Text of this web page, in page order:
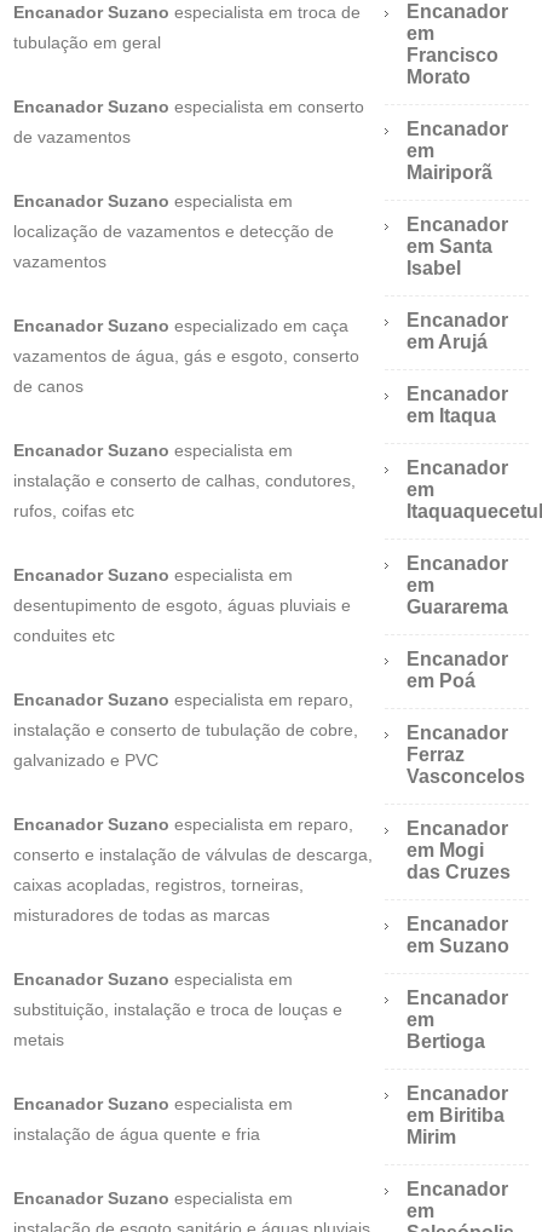
Encanador Suzano especialista em troca de
tubulação em geral
Encanador Suzano especialista em conserto
de vazamentos
Encanador Suzano especialista em
localização de vazamentos e detecção de
vazamentos
Encanador Suzano especializado em caça
vazamentos de água, gás e esgoto, conserto
de canos
Encanador Suzano especialista em
instalação e conserto de calhas, condutores,
rufos, coifas etc
Encanador Suzano especialista em
desentupimento de esgoto, águas pluviais e
conduites etc
Encanador Suzano especialista em reparo,
instalação e conserto de tubulação de cobre,
galvanizado e PVC
Encanador Suzano especialista em reparo,
conserto e instalação de válvulas de descarga,
caixas acopladas, registros, torneiras,
misturadores de todas as marcas
Encanador Suzano especialista em
substituição, instalação e troca de louças e
metais
Encanador Suzano especialista em
instalação de água quente e fria
Encanador Suzano especialista em
instalação de esgoto sanitário e águas pluviais
Encanador
em
Francisco
Morato
Encanador
em
Mairiporã
Encanador
em Santa
Isabel
Encanador
em Arujá
Encanador
em Itaqua
Encanador
em
Encanador
em
Guararema
Encanador
em Poá
Encanador
Ferraz
Vasconcelos
Encanador
em Mogi
das Cruzes
Encanador
em Suzano
Encanador
em
Bertioga
Encanador
em Biritiba
Mirim
Encanador
em